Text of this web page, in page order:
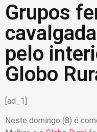
Grupos
pelo
Globo
[ad_1]
Neste domingo (8) é